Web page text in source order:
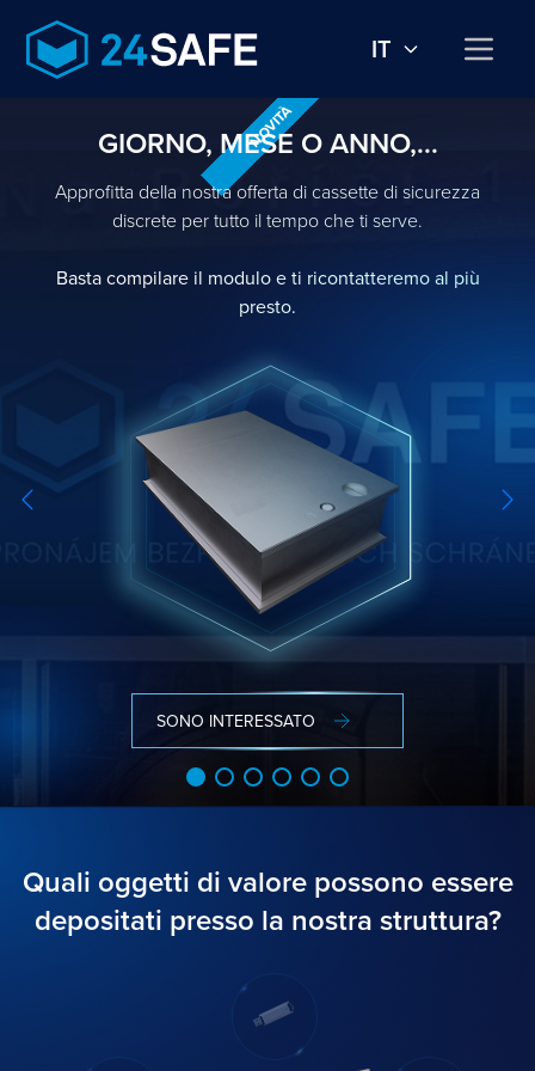
IT
GIORNO, MESE O ANNO,...
Approfitta della nostra offerta di cassette di sicurezza
discrete per tutto il tempo che ti serve.
Basta compilare il modulo e ti ricontatteremo al più
presto.
SONO INTERESSATO
NOVITÀ
ULTERIORI INFORMAZIONI
ULTERIORI INFORMAZIONI
ULTERIORI INFORMAZIONI
ULTERIORI INFORMAZIONI
ULTERIORI INFORMAZIONI
Quali oggetti di valore possono essere
depositati presso la nostra struttura?